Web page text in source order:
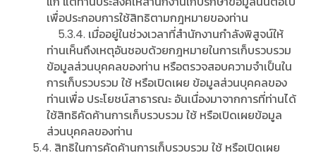
เพื่อประกอบการใช้สิทธิตามกฎหมายของท่าน
5.3.4. เมื่ออยู่ในช่วงเวลาที่สํานักงานกําลังพิสูจน์ให้
ท่านเห็นถึงเหตุอันชอบด้วยกฎหมายในการเก็บรวบรวม
ข้อมูลส่วนบุคคลของท่าน หรือตรวจสอบความจําเป็นใน
การเก็บรวบรวม ใช้ หรือเปิดเผย ข้อมูลส่วนบุคคลของ
ท่านเพื่อ ประโยชน์สาธารณะ อันเนื่องมาจากการที่ท่านได้
ใช้สิทธิคัดค้านการเก็บรวบรวม ใช้ หรือเปิดเผยข้อมูล
ส่วนบุคคลของท่าน
5.4. สิทธิในการคัดค้านการเก็บรวบรวม ใช้ หรือเปิดเผย